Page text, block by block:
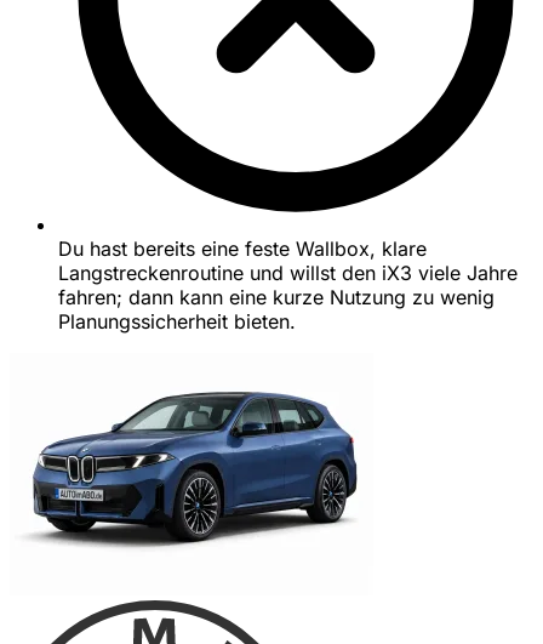
Du hast bereits eine feste Wallbox, klare
Langstreckenroutine und willst den iX3 viele Jahre
fahren; dann kann eine kurze Nutzung zu wenig
Planungssicherheit bieten.